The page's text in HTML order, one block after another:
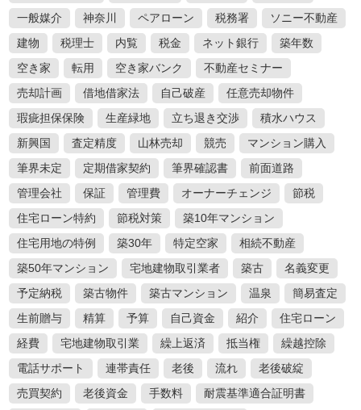
一般媒介
神奈川 ペアローン 税務署
ソニー不動産
建物
税理士 内覧 税金 ネット銀行
築年数
空き家
転用 空き家バンク
不動産セミナー
売却計画
借地借家法 自己破産
任意売却物件
瑕疵担保保険
生産緑地 立ち退き交渉
積水ハウス
新興国
査定精度 山林売却 競売
マンション購入
筆界未定
定期借家契約 筆界確認書
前面道路
管理会社
保証 管理費 オーナーチェンジ
節税
住宅ローン特約
節税対策
築10年マンション
住宅用地の特例
築30年 特定空家
相続不動産
築50年マンション
宅地建物取引業者 築古
名義変更
予定納税
築古物件 築古マンション 温泉
簡易査定
生前贈与
精算 予算 自己資金 紹介
住宅ローン
経費
宅地建物取引業 繰上返済 抵当権
繰越控除
電話サポート
連帯責任 老後 流れ
老後破綻
売買契約
老後資金 手数料 耐震基準適合証明書